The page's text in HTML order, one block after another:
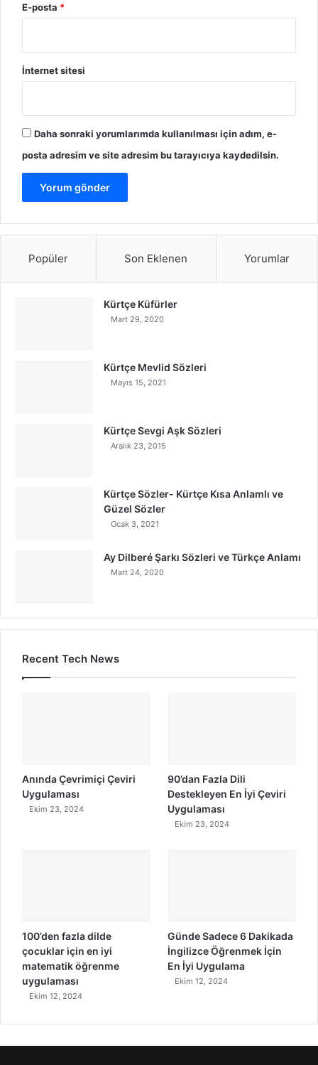
E-posta *
İnternet sitesi
Daha sonraki yorumlarımda kullanılması için adım, e-
posta adresim ve site adresim bu tarayıcıya kaydedilsin.
Popüler Son Eklenen Yorumlar
Kürtçe Küfürler
Mart 29, 2020
Kürtçe Mevlid Sözleri
Mayıs 15, 2021
Kürtçe Sevgi Aşk Sözleri
Aralık 23, 2015
Kürtçe Sözler- Kürtçe Kısa Anlamlı ve
Güzel Sözler
Ocak 3, 2021
Ay Dilberé Şarkı Sözleri ve Türkçe Anlamı
Mart 24, 2020
Recent Tech News
Anında Çevrimiçi Çeviri
Uygulaması
Ekim 23, 2024
90’dan Fazla Dili
Destekleyen En İyi Çeviri
Uygulaması
Ekim 23, 2024
100’den fazla dilde
çocuklar için en iyi
matematik öğrenme
uygulaması
Ekim 12, 2024
Günde Sadece 6 Dakikada
İngilizce Öğrenmek İçin
En İyi Uygulama
Ekim 12, 2024